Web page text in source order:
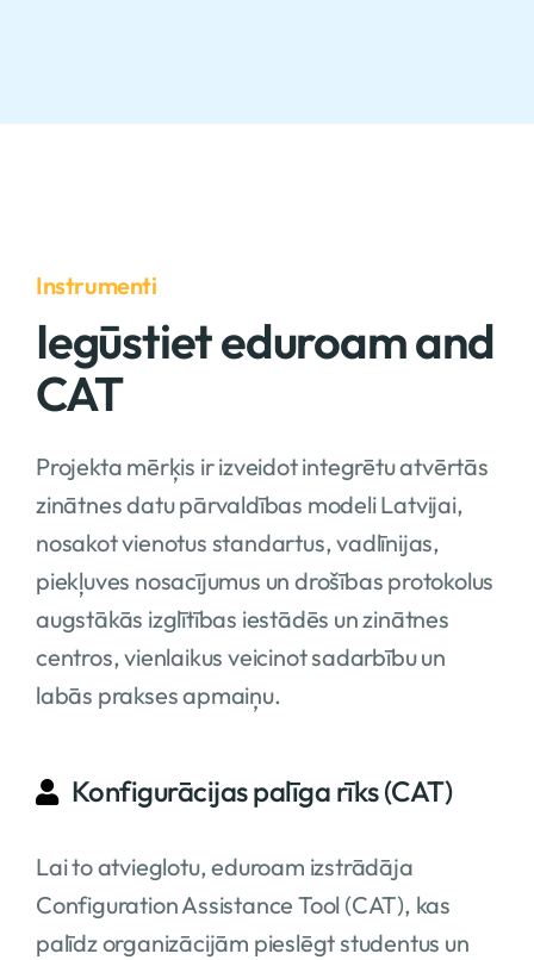
Instrumenti
Iegūstiet eduroam and
CAT
Projekta mērķis ir izveidot integrētu atvērtās
zinātnes datu pārvaldības modeli Latvijai,
nosakot vienotus standartus, vadlīnijas,
piekļuves nosacījumus un drošības protokolus
augstākās izglītības iestādēs un zinātnes
centros, vienlaikus veicinot sadarbību un
labās prakses apmaiņu.
Konfigurācijas palīga rīks (CAT)
Lai to atvieglotu, eduroam izstrādāja
Configuration Assistance Tool (CAT), kas
palīdz organizācijām pieslēgt studentus un